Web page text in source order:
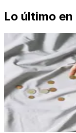
Lo último en